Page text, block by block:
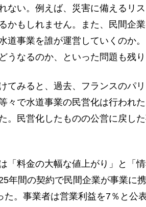
ない。例えば、災害に備えるリ
かもしれません。また、民間企
道事業を誰が運営していくのか
うなるのか、といった問題も残り
てみると、過去、フランスのパ
々で水道事業の民営化は行われ
。民営化したものの公営に戻し
「料金の大幅な値上がり」と「
年間の契約で民間企業が事業に
た。事業者は営業利益を7％と公